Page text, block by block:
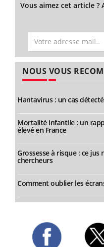
Vous aimez cet article ?
NOUS VOUS
Hantavirus : un cas
Mortalité infantile : un
élevé en France
Grossesse à risque : ce
chercheurs
Comment oublier les